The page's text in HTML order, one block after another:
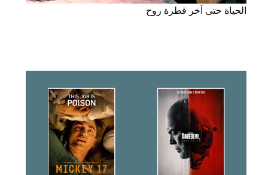
الحياة حتى آخر قطرة روح